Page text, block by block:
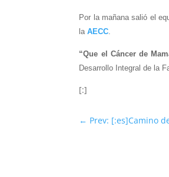
Por la mañana salió el
laAECC
“Que el Cáncer de
Desarrollo Integral de la
[:]
← Prev: [:es]Camino